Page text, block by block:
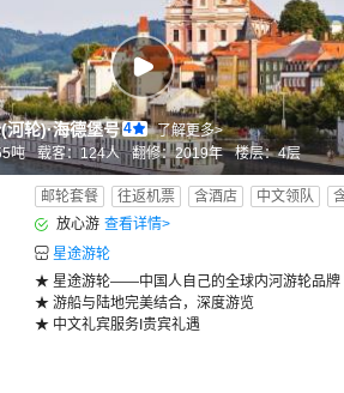
河轮)·海德堡号 4
了解更多>
吨 载客： 124人 翻修：2019年 楼层：4层
邮轮套餐 往返机票 含酒店 中文领队
放心游 查看详情>
星途游轮
★ 星途游轮——中国人自己的全球内河游轮品牌
★ 游船与陆地完美结合，深度游览
★ 中文礼宾服务I贵宾礼遇